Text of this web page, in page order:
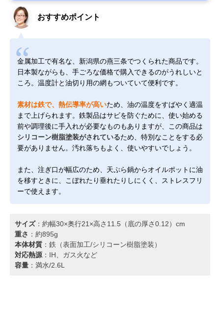
おすすめポイント
金属加工で有名な、新潟県の燕三条でつくられた商品です。
日本製ながらも、手ごろな価格で購入できるのがうれしいと
ころ。温度計と油切り用の網もついていて便利です。
素材は鉄で、熱伝導率が高いため、油の温度をすばやく適温
まで上げられます。鉄製品はサビを防ぐために、使い始める
前や調理後に手入れが必要なものもありますが、この商品は
シリコーン樹脂塗装がされているため、特別なことをする必
要がありません。汚れ落ちもよく、使いやすいでしょう。
また、注ぎ口が幅広のため、天ぷら鍋からオイルポットに油
を移すときに、こぼれたり垂れたりしにくく、ストレスフリ
ーで使えます。
サイズ：約幅30×奥行21×高さ11.5（底の厚さ0.12）cm
重さ ：約895g
本体材質 ：鉄（表面加工/シリコーン樹脂塗装）
対応熱源 ：IH、ガス火など
容量 ：満水/2.6L